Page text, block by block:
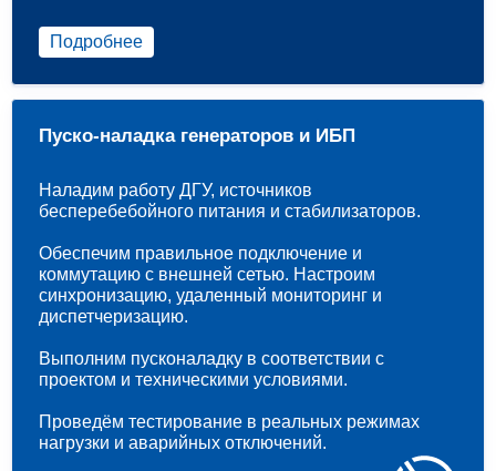
Подробнее
Пуско-наладка генераторов и ИБП
Наладим работу ДГУ, источников
бесперебебойного питания и стабилизаторов.
Обеспечим правильное подключение и
коммутацию с внешней сетью. Настроим
синхронизацию, удаленный мониторинг и
диспетчеризацию.
Выполним пусконаладку в соответствии с
проектом и техническими условиями.
Проведём тестирование в реальных режимах
нагрузки и аварийных отключений.